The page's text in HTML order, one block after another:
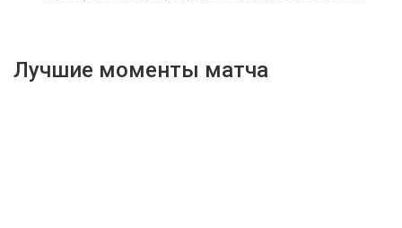
Лучшие моменты матча